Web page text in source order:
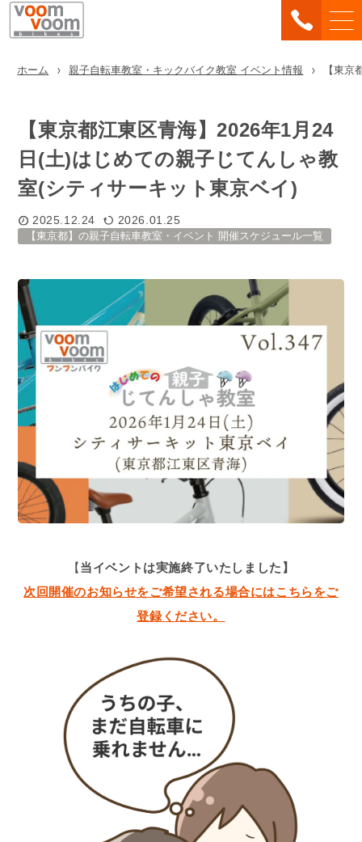
ホーム 親子自転車教室・キックバイク教室 イベント情報 【東
【東京都江東区青海】2026年1月24
日(土)はじめての親子じてんしゃ教
室(シティサーキット東京ベイ)
2025.12.24 2026.01.25
【東京都】の親子自転車教室・イベント 開催スケジュール一覧
【当イベントは実施終了いたしました】
次回開催のお知らせをご希望される場合にはこちらをご
登録ください。